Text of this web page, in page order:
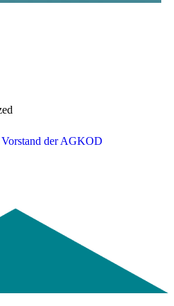
der AGKOD